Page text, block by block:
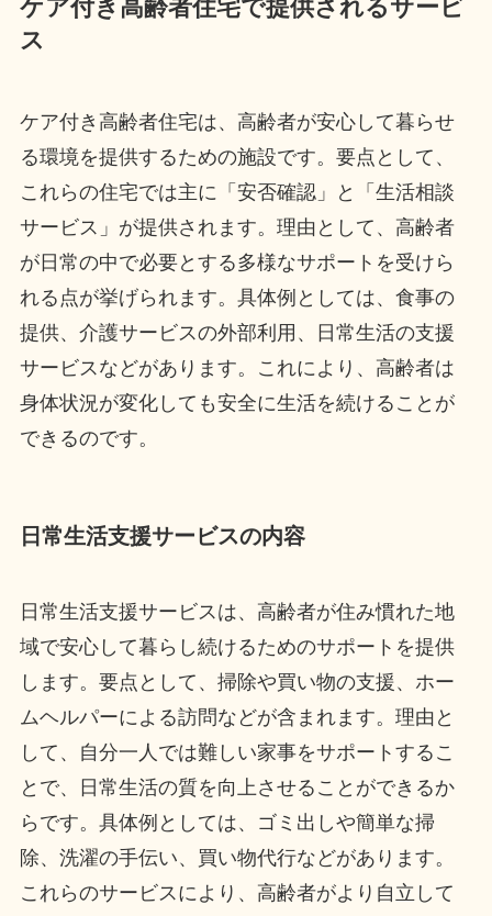
ケア付き高齢者住宅で提供されるサービ
ス
ケア付き高齢者住宅は、高齢者が安心して暮らせ
る環境を提供するための施設です。要点として、
これらの住宅では主に「安否確認」と「生活相談
サービス」が提供されます。理由として、高齢者
が日常の中で必要とする多様なサポートを受けら
れる点が挙げられます。具体例としては、食事の
提供、介護サービスの外部利用、日常生活の支援
サービスなどがあります。これにより、高齢者は
身体状況が変化しても安全に生活を続けることが
できるのです。
日常生活支援サービスの内容
日常生活支援サービスは、高齢者が住み慣れた地
域で安心して暮らし続けるためのサポートを提供
します。要点として、掃除や買い物の支援、ホー
ムヘルパーによる訪問などが含まれます。理由と
して、自分一人では難しい家事をサポートするこ
とで、日常生活の質を向上させることができるか
らです。具体例としては、ゴミ出しや簡単な掃
除、洗濯の手伝い、買い物代行などがあります。
これらのサービスにより、高齢者がより自立して